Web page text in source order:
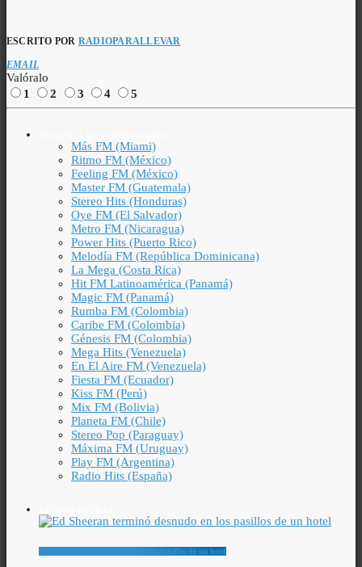
ESCRITO POR RADIOPARALLEVAR
EMAIL
Valóralo
1
2 3 4 5
Más FM (Miami)
Ritmo FM (México)
Feeling FM (México)
Master FM (Guatemala)
Stereo Hits (Honduras)
Oye FM (El Salvador)
Metro FM (Nicaragua)
Power Hits (Puerto Rico)
Melodía FM (República Dominicana)
La Mega (Costa Rica)
Hit FM Latinoamérica (Panamá)
Magic FM (Panamá)
Rumba FM (Colombia)
Caribe FM (Colombia)
Génesis FM (Colombia)
Mega Hits (Venezuela)
En El Aire FM (Venezuela)
Fiesta FM (Ecuador)
Kiss FM (Perú)
Mix FM (Bolivia)
Planeta FM (Chile)
Stereo Pop (Paraguay)
Máxima FM (Uruguay)
Play FM (Argentina)
Radio Hits (España)
Ed Sheeran terminó desnudo en los pasillos de un hotel